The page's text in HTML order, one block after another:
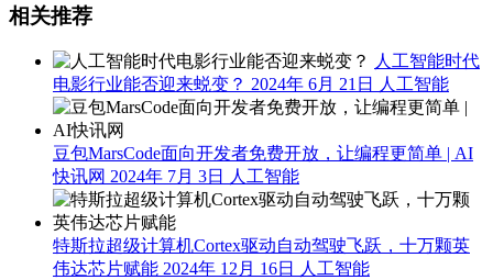
相关推荐
人工智能时代
电影行业能否迎来蜕变？ 2024年 6月 21日 人工智能
豆包MarsCode面向开发者免费开放，让编程更简单 | AI
快讯网 2024年 7月 3日 人工智能
特斯拉超级计算机Cortex驱动自动驾驶飞跃，十万颗英
伟达芯片赋能 2024年 12月 16日 人工智能